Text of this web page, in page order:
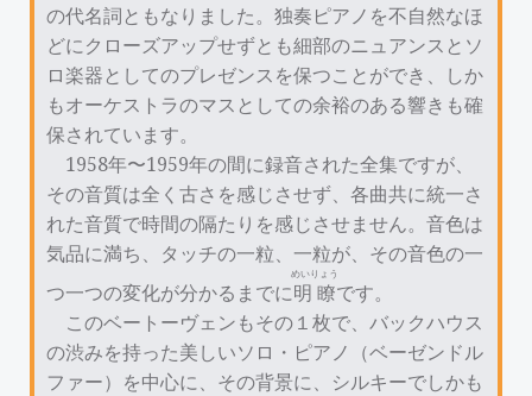
の代名詞ともなりました。独奏ピアノを不自然なほ
どにクローズアップせずとも細部のニュアンスとソ
ロ楽器としてのプレゼンスを保つことができ、しか
もオーケストラのマスとしての余裕のある響きも確
保されています。
1958年〜1959年の間に録音された全集ですが、
その音質は全く古さを感じさせず、各曲共に統一さ
れた音質で時間の隔たりを感じさせません。音色は
気品に満ち、タッチの一粒、一粒が、その音色の一
つ一つの変化が分かるまでに明瞭
めいりょう
です。
このベートーヴェンもその１枚で、バックハウス
の渋みを持った美しいソロ・ピアノ（ベーゼンドル
ファー）を中心に、その背景に、シルキーでしかも